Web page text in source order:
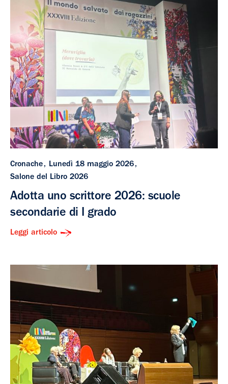
Cronache
Lunedì 18 maggio 2026
Salone del Libro 2026
Adotta uno scrittore 2026: scuole
secondarie di I grado
Leggi articolo